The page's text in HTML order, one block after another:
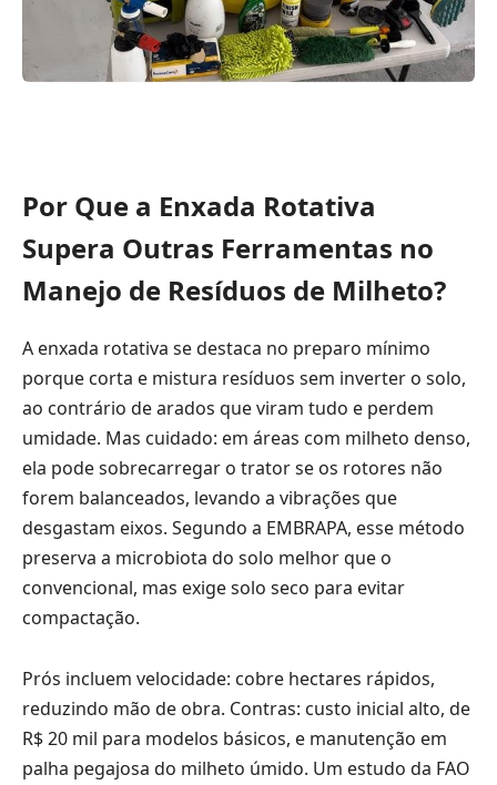
Por Que a Enxada Rotativa
Supera Outras Ferramentas no
Manejo de Resíduos de Milheto?
A enxada rotativa se destaca no preparo mínimo
porque corta e mistura resíduos sem inverter o solo,
ao contrário de arados que viram tudo e perdem
umidade. Mas cuidado: em áreas com milheto denso,
ela pode sobrecarregar o trator se os rotores não
forem balanceados, levando a vibrações que
desgastam eixos. Segundo a EMBRAPA, esse método
preserva a microbiota do solo melhor que o
convencional, mas exige solo seco para evitar
compactação.
Prós incluem velocidade: cobre hectares rápidos,
reduzindo mão de obra. Contras: custo inicial alto, de
R$ 20 mil para modelos básicos, e manutenção em
palha pegajosa do milheto úmido. Um estudo da FAO